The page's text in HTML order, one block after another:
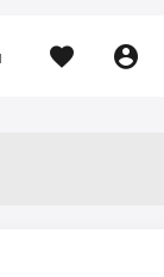
 